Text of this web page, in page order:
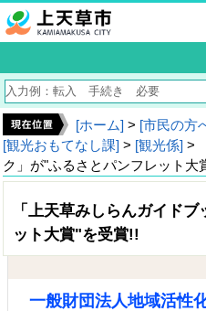
[ホーム] > [市民の方
[観光おもてなし課] > [観光係] >
ク」が"ふるさとパンフレット
「上天草みしらんガイド
ット大賞"を受賞!!
一般財団法人地域活性